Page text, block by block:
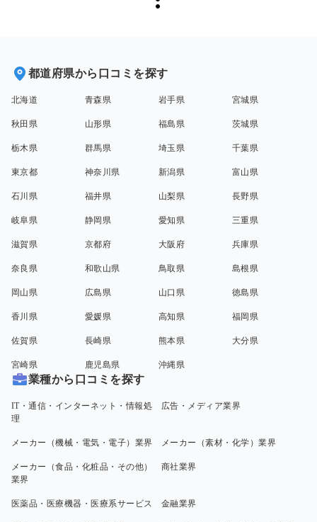
都道府県から口コミを探す
北海道 青森県 岩手県 宮城県
秋田県 山形県 福島県 茨城県
栃木県 群馬県 埼玉県 千葉県
東京都 神奈川県 新潟県 富山県
石川県 福井県 山梨県 長野県
岐阜県 静岡県 愛知県 三重県
滋賀県 京都府 大阪府 兵庫県
奈良県 和歌山県 鳥取県 島根県
岡山県 広島県 山口県 徳島県
香川県 愛媛県 高知県 福岡県
佐賀県 長崎県 熊本県 大分県
宮崎県 鹿児島県 沖縄県
業種から口コミを探す
IT・通信・インターネット・情報処
理
広告・メディア業界
メーカー（機械・電気・電子）業界 メーカー（素材・化学）業界
メーカー（食品・化粧品・その他）
業界
商社業界
医薬品・医療機器・医療系サービス 金融業界